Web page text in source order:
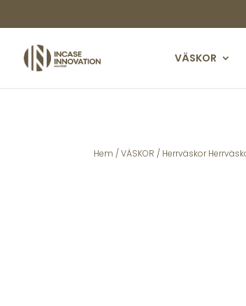
VÄSKOR
Hem /VÄSKOR / Herrväskor